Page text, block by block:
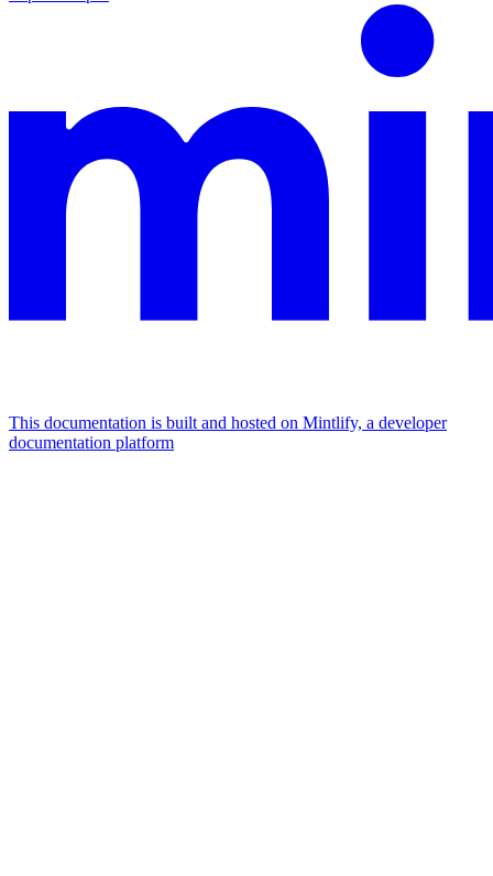
This documentation is built and hosted on Mintlify, a developer
documentation platform